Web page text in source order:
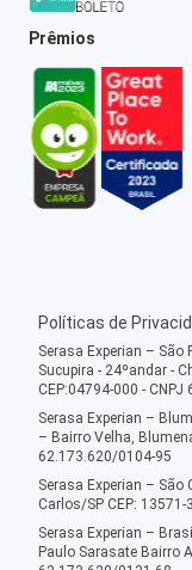
Prêmios
Políticas de
Serasa Experian – São
Sucupira - 24ºandar -
CEP:04794-000 -
Serasa Experian –
– Bairro Velha,
62.173.620/0104-95
Serasa Experian – São
Carlos/SP CEP:
Serasa Experian –
Paulo Sarasate Bairro